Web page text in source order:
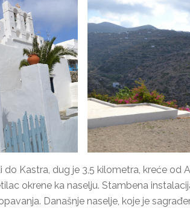
do Kastra, dug je 3,5 kilometra, kreće od
okrene ka naselju. Stambena
Današnje naselje, koje je